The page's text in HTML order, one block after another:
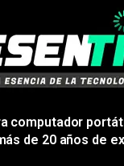
computador
de 20 años de